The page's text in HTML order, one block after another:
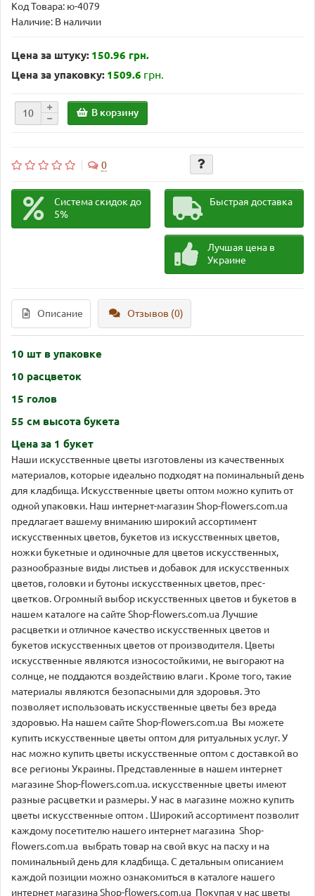
Код Товара: ю-4079
Наличие: В наличии
Цена за штуку: 150.96 грн.
Цена за упаковку: 1509.6 грн.
В корзину
0
Система скидок до
5%
Быстрая доставка
Лучшая цена в
Украине
Описание Отзывов (0)
10 шт в упаковке
10 расцветок
15 голов
55 см высота букета
Цена за 1 букет
Наши искусственные цветы изготовлены из качественных
материалов, которые идеально подходят на поминальный день
для кладбища. Искусственные цветы оптом можно купить от
одной упаковки. Наш интернет-магазин Shop-flowers.com.ua
предлагает вашему вниманию широкий ассортимент
искусственных цветов, букетов из искусственных цветов,
ножки букетные и одиночные для цветов искусственных,
разнообразные виды листьев и добавок для искусственных
цветов, головки и бутоны искусственных цветов, прес-
цветков. Огромный выбор искусственных цветов и букетов в
нашем каталоге на сайте Shop-flowers.com.ua Лучшие
расцветки и отличное качество искусственных цветов и
букетов искусственных цветов от производителя. Цветы
искусственные являются износостойкими, не выгорают на
солнце, не поддаются воздействию влаги . Кроме того, такие
материалы являются безопасными для здоровья. Это
позволяет использовать искусственные цветы без вреда
здоровью. На нашем сайте Shop-flowers.com.ua Вы можете
купить искусственные цветы оптом для ритуальных услуг. У
нас можно купить цветы искусственные оптом с доставкой во
все регионы Украины. Представленные в нашем интернет
магазине Shop-flowers.com.ua. искусственные цветы имеют
разные расцветки и размеры. У нас в магазине можно купить
цветы искусственные оптом . Широкий ассортимент позволит
каждому посетителю нашего интернет магазина Shop-
flowers.com.ua выбрать товар на свой вкус на пасху и на
поминальный день для кладбища. С детальным описанием
каждой позиции можно ознакомиться в каталоге нашего
интернет магазина Shop-flowers.com.ua Покупая у нас цветы